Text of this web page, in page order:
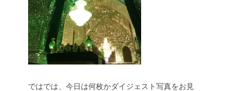
ではでは、今日は何枚かダイジェスト写真をお見